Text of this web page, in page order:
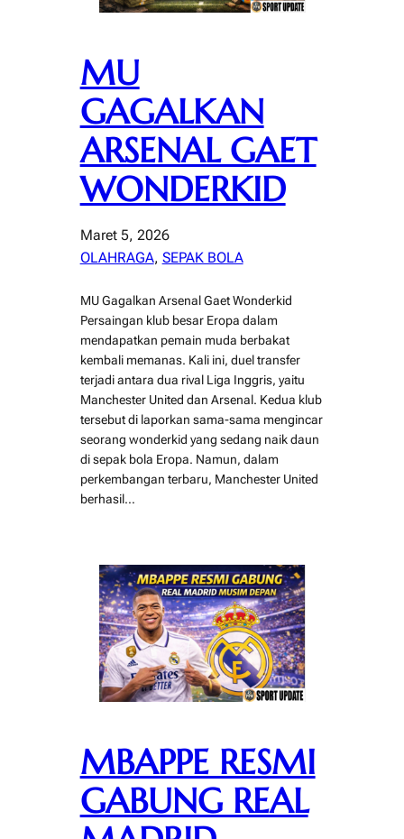
MU
GAGALKAN
ARSENAL GAET
WONDERKID
Maret 5, 2026
OLAHRAGA, SEPAK BOLA
MU Gagalkan Arsenal Gaet Wonderkid
Persaingan klub besar Eropa dalam
mendapatkan pemain muda berbakat
kembali memanas. Kali ini, duel transfer
terjadi antara dua rival Liga Inggris, yaitu
Manchester United dan Arsenal. Kedua klub
tersebut di laporkan sama-sama mengincar
seorang wonderkid yang sedang naik daun
di sepak bola Eropa. Namun, dalam
perkembangan terbaru, Manchester United
berhasil…
MBAPPE RESMI
GABUNG REAL